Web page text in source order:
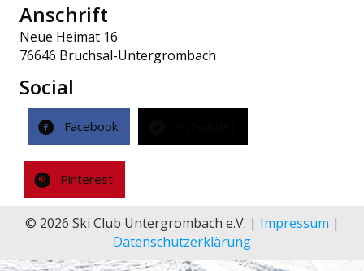
Anschrift
Neue Heimat 16
76646 Bruchsal-Untergrombach
Social
Facebook
Pinterest
© 2026 Ski Club Untergrombach e.V. | Impressum |
Datenschutzerklärung